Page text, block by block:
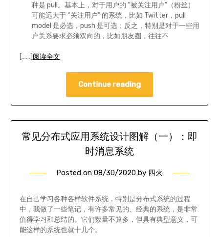
种是 pull。基本上，对于用户的 “被关注用户”（粉丝）
可能远大于 “关注用户” 的系统，比如 Twitter，pull
model 是必选，push 是可选；反之，特别是对于一些用
户关系要求必须双向的，比如朋友圈，往往不
[……] 阅读全文
Continue reading
常见分布式应用系统设计图解（一）：即
时消息系统
Posted on 08/30/2020 by 四火
在自己学习各种各样软件系统，特别是分布式系统的过程
中，我做了一些笔记，有许多常见的、经典的系统，是非常
值得学习和总结的。它们数量不算多，但具有典型意义，可
能这样的系统也就十几个。